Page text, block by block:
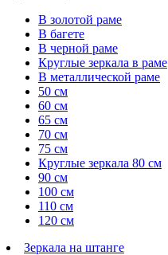
В золотой раме
В багете
В черной раме
Круглые зеркала в раме
В металлической раме
50 см
60 см
65 см
70 см
75 см
Круглые зеркала 80 см
90 см
100 см
110 см
120 см
Зеркала на штанге